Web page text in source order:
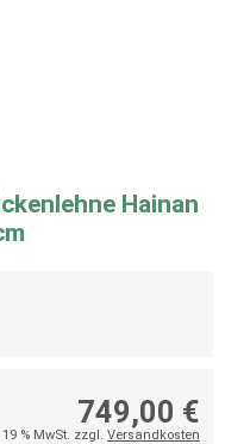
Hainan
749,00 €
% MwSt. zzgl. Versandkosten